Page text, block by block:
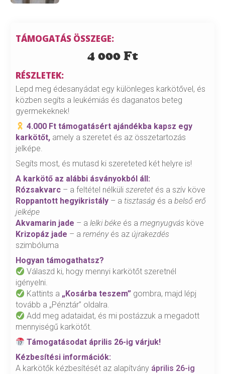
TÁMOGATÁS ÖSSZEGE:
4 000 Ft
RÉSZLETEK:
Lepd meg édesanyádat egy különleges karkötővel, és
közben segíts a leukémiás és daganatos beteg
gyermekeknek!
4.000 Ft támogatásért ajándékba kapsz egy
karkötőt, amely a szeretet és az összetartozás
jelképe.
Segíts most, és mutasd ki szereteted két helyre is!
A karkötő az alábbi ásványokból áll:
Rózsakvarc – a feltétel nélküliszeretet és a szív köve
Roppantott hegyikristály – atisztaság és a belső erő
jelképe
Akvamarin jade – alelki béke és a megnyugvás köve
Krizopáz jade – aremény és az újrakezdés
szimbóluma
Hogyan támogathatsz?
Válaszd ki, hogy mennyi karkötőt szeretnél
igényelni.
Kattints a „Kosárba teszem” gombra, majd lépj
tovább a „Pénztár” oldalra.
Add meg adataidat, és mi postázzuk a megadott
mennyiségű karkötőt.
Támogatásodat április 26-ig várjuk!
Kézbesítési információk:
A karkötők kézbesítését az alapítvány április 26-ig